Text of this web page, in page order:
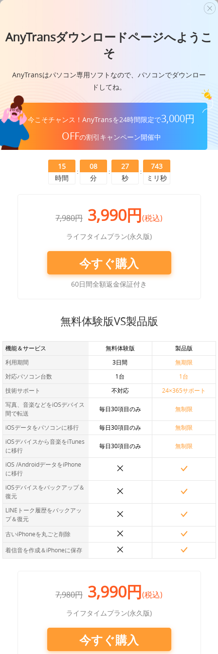
ロック解除&データ復元
データ転送
マルチメディア
便利ツール
ソリューション
ダウンロード
言語選択
リソース
会社情報
iMobieを購読
Copyright © 2011 - 2026 iMobie Inc. All rights reserved.
バシーポリシー|使用許諾契約|利用規約|サイトマップ
AnyTransダウンロードページへようこ
そ
AnyTransはパソコン専用ソフトなので、パソコンでダウンロー
ドしてね。
今こそチャンス！AnyTransを24時間限定で3,000円
OFFの割引キャンペーン開催中
15
時間
:
08
分
:
27
秒
:
442
ミリ秒
7,980円 3,990円(税込)
ライフタイムプラン(永久版)
今すぐ購入
60日間全額返金保証付き
無料体験版VS製品版
機能＆サービス 無料体験版
製品版
利用期間
3日間
無期限
対応パソコン台数
1台
1台
技術サポート
不対応
24×365サポート
写真、音楽などをiOSデバイス
間で転送
毎日30項目のみ 無制限
iOSデータをパソコンに移行 毎日30項目のみ
無制限
iOSデバイスから音楽をiTunes
に移行
毎日30項目のみ 無制限
iOS /AndroidデータをiPhone
に移行
iOSデバイスをバックアップ＆
復元
LINEトーク履歴をバックアッ
プ＆復元
古いiPhoneを丸ごと削除
着信音を作成＆iPhoneに保存
7,980円 3,990円(税込)
ライフタイムプラン(永久版)
今すぐ購入